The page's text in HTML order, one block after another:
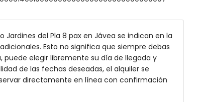
de bañera/ducha, bidé y retrete
Jardines del Pla 8 pax en Jávea se indican en la
Esto no significa que siempre debas
elegir libremente su día de llegada y
de las fechas deseadas, el alquiler se
directamente en línea con confirmación